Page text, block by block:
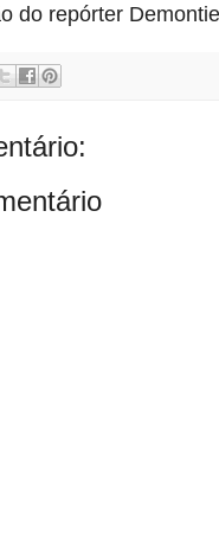
do repórter